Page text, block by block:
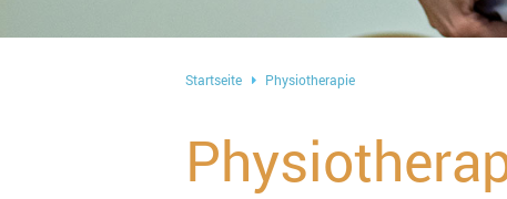
Startseite Physiotherapie